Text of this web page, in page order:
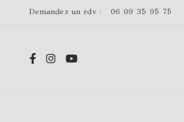
Demandez un rdv : 06 09 35 95 75